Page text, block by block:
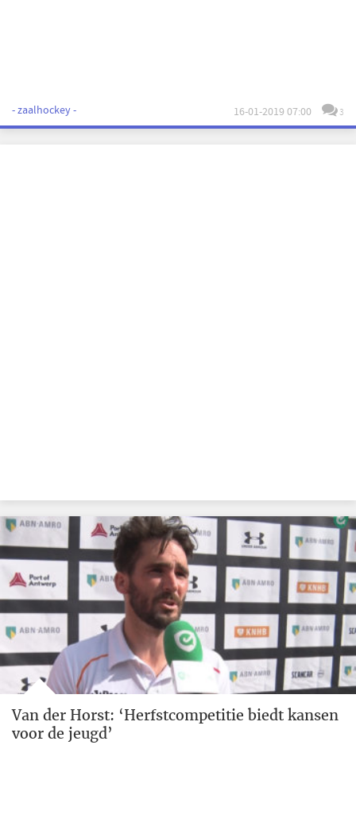
- zaalhockey - 16-01-2019 07:00 3
Van der Horst: ‘Herfstcompetitie biedt kansen
voor de jeugd’